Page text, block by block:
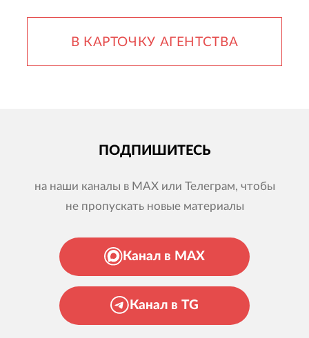
В КАРТОЧКУ АГЕНТСТВА
ПОДПИШИТЕСЬ
на наши каналы в MAX или Телеграм, чтобы
не пропускать новые материалы
Канал в MAX
Канал в TG